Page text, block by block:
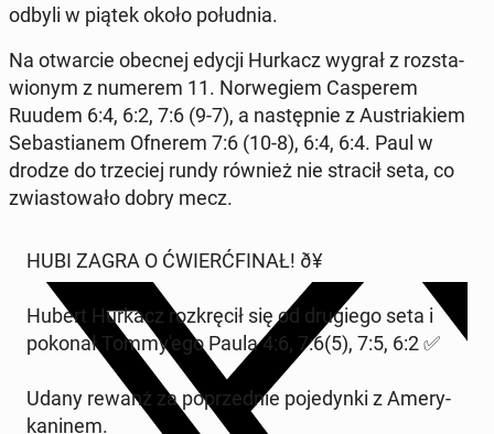
odbyli w piątek około po­łu­dnia.
Na otwar­cie obecnej edycji Hurkacz wygrał z roz­sta­
wio­nym z numerem 11. Nor­we­giem Ca­spe­rem
Ruudem 6:4, 6:2, 7:6 (9-7), a na­stęp­nie z Au­stria­kiem
Se­ba­stia­nem Ofnerem 7:6 (10-8), 6:4, 6:4. Paul w
drodze do trze­ciej rundy również nie stracił seta, co
zwia­sto­wa­ło dobry mecz.
HUBI ZAGRA O ĆWIERĆ­FI­NAŁ! ð¥
Hubert Hurkacz roz­krę­cił się od dru­gie­go seta i
pokonał Tom­my­'e­go Paula 4:6, 7:6(5), 7:5, 6:2 ✅
Udany rewanż za po­przed­nie po­je­dyn­ki z Ame­ry­
ka­ni­nem.